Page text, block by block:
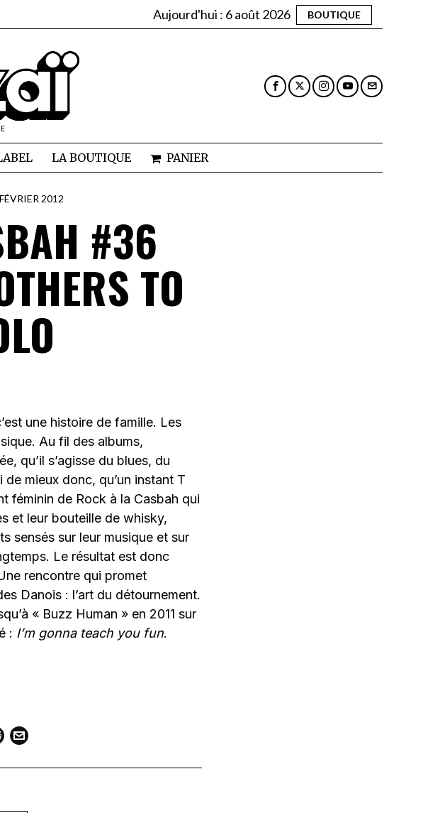
Aujourd'hui : 6 août 2026 BOUTIQUE
LA BOUTIQUE PANIER
2012
#36
TO
une histoire de famille. Les
Au fil des albums,
qu’il s’agisse du blues, du
mieux donc, qu’un instant T
féminin de Rock à la Casbah qui
et leur bouteille de whisky,
sensés sur leur musique et sur
Le résultat est donc
rencontre qui promet
Danois : l’art du détournement.
« Buzz Human » en 2011 sur
: I’m gonna teach you fun.